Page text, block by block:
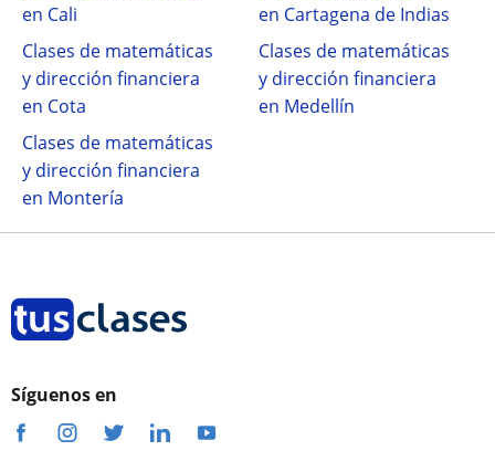
en Cali
en Cartagena de Indias
Clases de matemáticas
y dirección financiera
en Cota
Clases de matemáticas
y dirección financiera
en Medellín
Clases de matemáticas
y dirección financiera
en Montería
Síguenos en